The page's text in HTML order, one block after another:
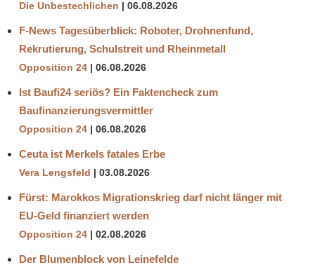
Die Unbestechlichen 06.08.2026
F-News Tagesüberblick: Roboter, Drohnenfund,
Rekrutierung, Schulstreit und Rheinmetall
Opposition 24 06.08.2026
Ist Baufi24 seriös? Ein Faktencheck zum
Baufinanzierungsvermittler
Opposition 24 06.08.2026
Ceuta ist Merkels fatales Erbe
Vera Lengsfeld 03.08.2026
Fürst: Marokkos Migrationskrieg darf nicht länger mit
EU-Geld finanziert werden
Opposition 24 02.08.2026
Der Blumenblock von Leinefelde